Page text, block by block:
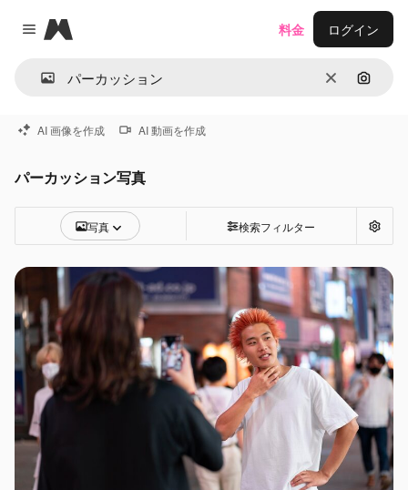
Close menu
Magnific
消去 画像で
料金 ログイン
AI 画像を作成 AI 動画を作成
パーカッション写真
写真 検索フィルター